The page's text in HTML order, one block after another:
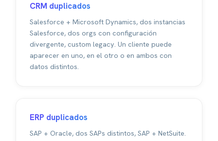
CRM duplicados
Salesforce + Microsoft Dynamics, dos instancias
Salesforce, dos orgs con configuración
divergente, custom legacy. Un cliente puede
aparecer en uno, en el otro o en ambos con
datos distintos.
ERP duplicados
SAP + Oracle, dos SAPs distintos, SAP + NetSuite.